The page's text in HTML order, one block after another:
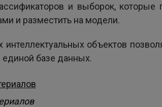
и выборок, которые
и разместить на модели.
объектов
базе данных.